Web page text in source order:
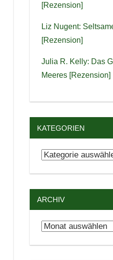
[Rezension]
Liz Nugent:
[Rezension]
Julia R. Kelly: Das
Meeres [Rezension]
KATEGORIEN
Kategorien
ARCHIV
Archiv